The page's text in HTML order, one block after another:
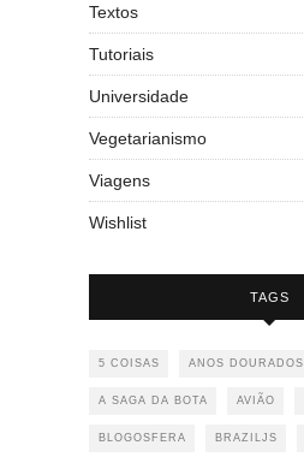
Textos
Tutoriais
Universidade
Vegetarianismo
Viagens
Wishlist
TAGS
5 COISAS ANOS DOURADOS
A SAGA DA BOTA AVIÃO
BLOGOSFERA BRAZILJS